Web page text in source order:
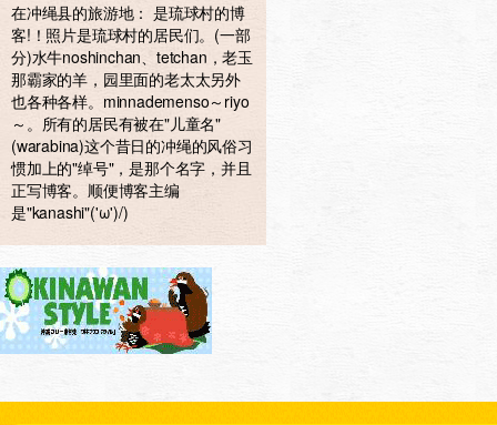
在冲绳县的旅游地： 是琉球村的博
客!！照片是琉球村的居民们。(一部
分)水牛noshinchan、tetchan，老玉
那霸家的羊，园里面的老太太另外
也各种各样。minnademenso～riyo
～。所有的居民有被在"儿童名"
(warabina)这个昔日的冲绳的风俗习
惯加上的"绰号"，是那个名字，并且
正写博客。顺便博客主编
是"kanashi"('ω')/)